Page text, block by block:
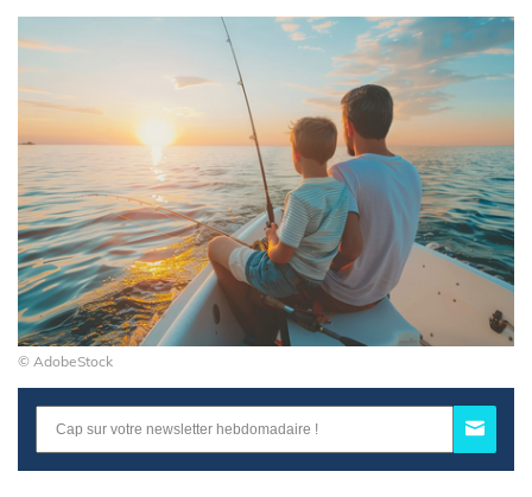
© AdobeStock